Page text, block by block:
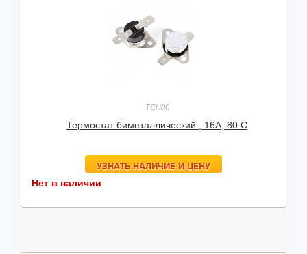
TCH80
Термостат биметаллический , 16А, 80 С
УЗНАТЬ НАЛИЧИЕ И ЦЕНУ
Нет в наличии